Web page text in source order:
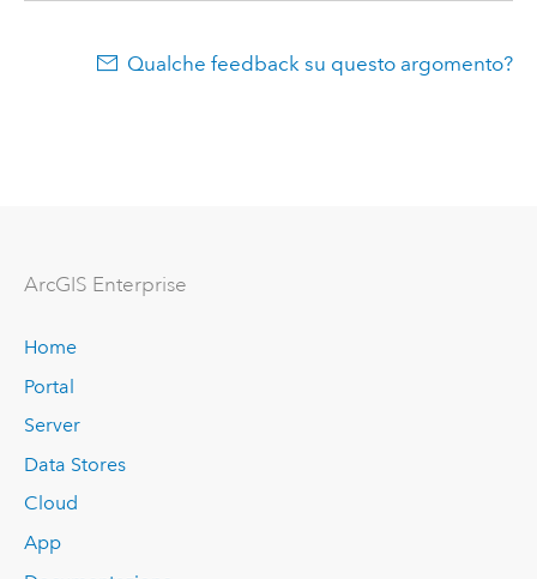
Qualche feedback su questo argomento?
ArcGIS Enterprise
Home
Portal
Server
Data Stores
Cloud
App